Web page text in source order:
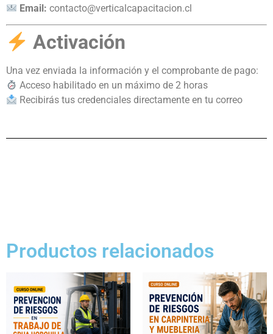
Email: contacto@verticalcapacitacion.cl
Activación
Una vez enviada la información y el comprobante de pago:
Acceso habilitado en un máximo de 2 horas
Recibirás tus credenciales directamente en tu correo
Productos relacionados